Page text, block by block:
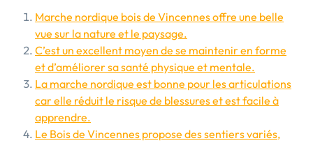
Marche nordique bois de Vincennes offre une belle
vue sur la nature et le paysage.
C’est un excellent moyen de se maintenir en forme
et d’améliorer sa santé physique et mentale.
La marche nordique est bonne pour les articulations
car elle réduit le risque de blessures et est facile à
apprendre.
Le Bois de Vincennes propose des sentiers variés,